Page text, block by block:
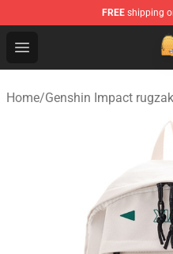
FREE shipping
Open menu
Anime Backpack Shop
Home/Genshin Impact